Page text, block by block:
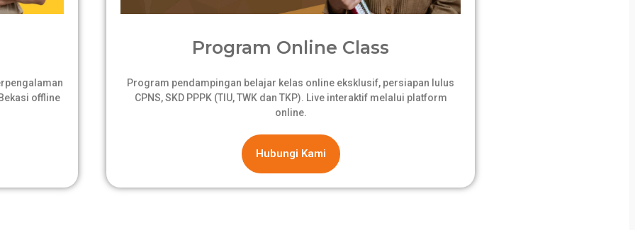
offline
Program Online Class
Program pendampingan belajar kelas online eksklusif, persiapan lulus
CPNS, SKD PPPK (TIU, TWK dan TKP). Live interaktif melalui platform
online.
Hubungi Kami